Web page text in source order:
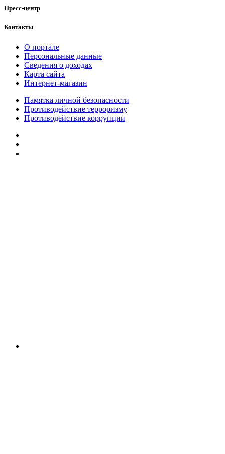
Пресс-центр
Контакты
О портале
Персональные данные
Сведения о доходах
Карта сайта
Интернет-магазин
Памятка личной безопасности
Противодействие терроризму
Противодействие коррупции